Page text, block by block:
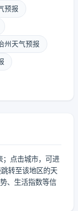
预报
州天气预报
；点击城市，可进
转至该地区的天
、生活指数等信